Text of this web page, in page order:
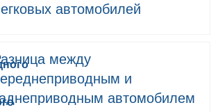
автомобилей
между
и
автомобилем